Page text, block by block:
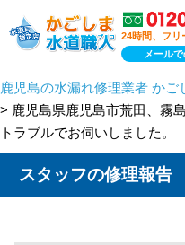
24時間、フリ
メール
鹿児島の水漏れ修理業者 かご
> 鹿児島県鹿児島市荒田、霧
トラブルでお伺いしました。
スタッフの修理報告